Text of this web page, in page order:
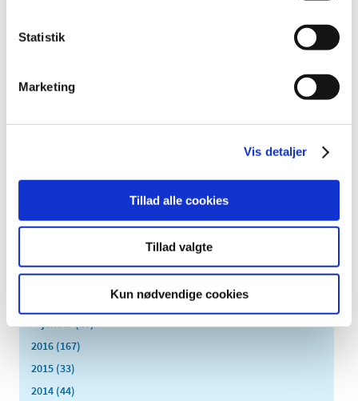
Statistik
Marketing
Vis detaljer
Tillad alle cookies
Tillad valgte
Kun nødvendige cookies
2019 (159)
december (19)
august (12)
juni (15)
januar (17)
2016 (167)
2015 (33)
2014 (44)